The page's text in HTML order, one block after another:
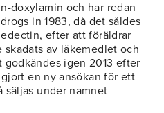
doxylamin och har redan
in 1983, då det såldes
efter att föräldrar
skadats av läkemedlet och
igen 2013 efter
en ny ansökan för ett
säljas under namnet